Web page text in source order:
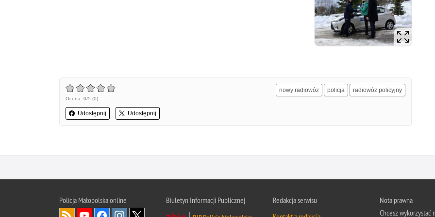
Ocena: 0/5 (0)
Udostępnij Udostępnij
nowy radiowóz policja radiowóz policyjny
Policja Małopolska online
Biuletyn Informacji Publicznej
Redakcja serwisu
Nota prawna
Chcesz wykorzystać